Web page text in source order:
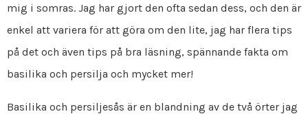
mig i somras. Jag har gjort den ofta sedan dess, och den är
enkel att variera för att göra om den lite, jag har flera tips
på det och även tips på bra läsning, spännande fakta om
basilika och persilja och mycket mer!
Basilika och persiljesås är en blandning av de två örter jag